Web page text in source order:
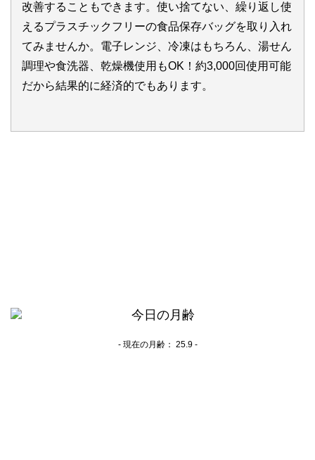
改善することもできます。使い捨てない、繰り返し使
えるプラスチックフリーの食品保存バッグを取り入れ
てみませんか。電子レンジ、冷凍はもちろん、湯せん
調理や食洗器、乾燥機使用もOK！約3,000回使用可能
だから結果的に経済的でもあります。
- 現在の月齢： 25.9 -